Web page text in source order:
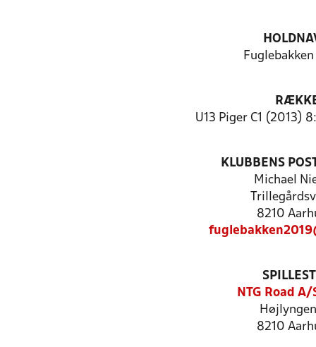
Fuglebakken
U13 Piger C1 (2013)
KLUBBENS
Michael
8210
NTG Road A/
8210